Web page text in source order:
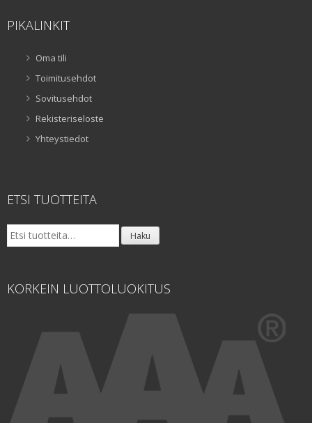
PIKALINKIT
Oma tili
Toimitusehdot
Sovitusehdot
Rekisteriseloste
Yhteystiedot
ETSI TUOTTEITA
Etsi: Haku
KORKEIN LUOTTOLUOKITUS